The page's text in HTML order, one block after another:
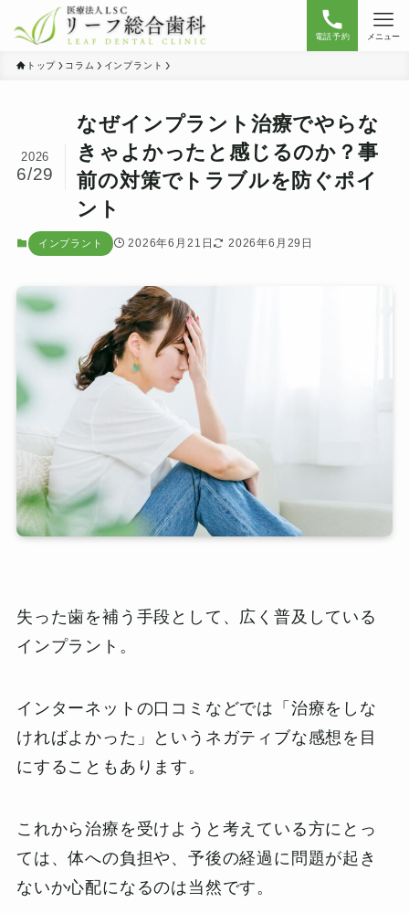
電話予約 メニュー
トップ コラム インプラント
なぜインプラント治療でやらな
きゃよかったと感じるのか？事
前の対策でトラブルを防ぐポイ
ント
2026
6/29
インプラント 2026年6月21日 2026年6月29日
失った歯を補う手段として、広く普及している
インプラント。
インターネットの口コミなどでは「治療をしな
ければよかった」というネガティブな感想を目
にすることもあります。
これから治療を受けようと考えている方にとっ
ては、体への負担や、予後の経過に問題が起き
ないか心配になるのは当然です。